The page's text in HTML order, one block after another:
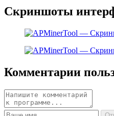
Скриншоты
Комментарии